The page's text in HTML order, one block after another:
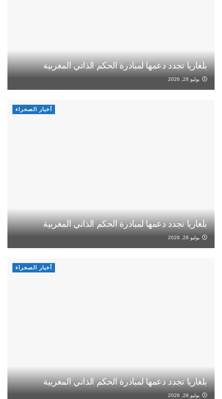
بلغاريا تجدد دعمها لمبادرة الحكم الذاتي المغربية
يوليو 28, 2026
أخبار الصحراء
بلغاريا تجدد دعمها لمبادرة الحكم الذاتي المغربية
يوليو 28, 2026
أخبار الصحراء
بلغاريا تجدد دعمها لمبادرة الحكم الذاتي المغربية
يوليو 28, 2026